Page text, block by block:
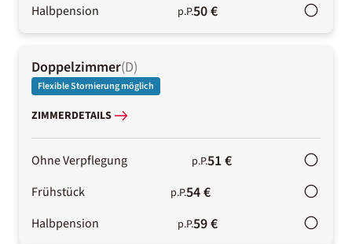
Halbpension p.P.50 €
Doppelzimmer(D)
Flexible Stornierung möglich
ZIMMERDETAILS
Ohne Verpflegung p.P.51 €
Frühstück p.P.54 €
Halbpension p.P.59 €